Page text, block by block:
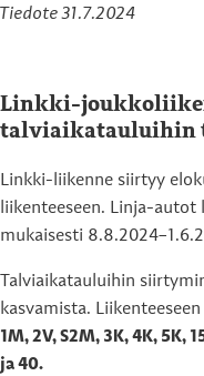
Tiedote 31.7.2024
Linkki-
talviaikatauluihin
Linkki-liikenne siirtyy
liikenteeseen. Linja-
mukaisesti
Talviaikatauluihin
kasvamista.
1M, 2V, S2M, 3K, 4K, 5K,
ja 40.